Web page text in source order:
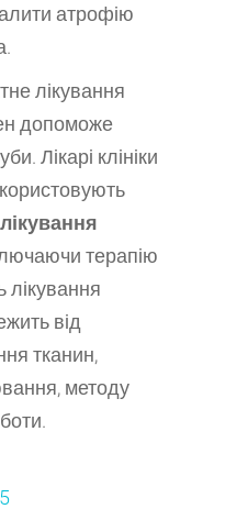
атрофію
лікування
допоможе
Лікарі клініки
терапію
лікування
від
тканин,
методу